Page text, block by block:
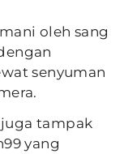
oleh sang
senyuman
tampak
yang